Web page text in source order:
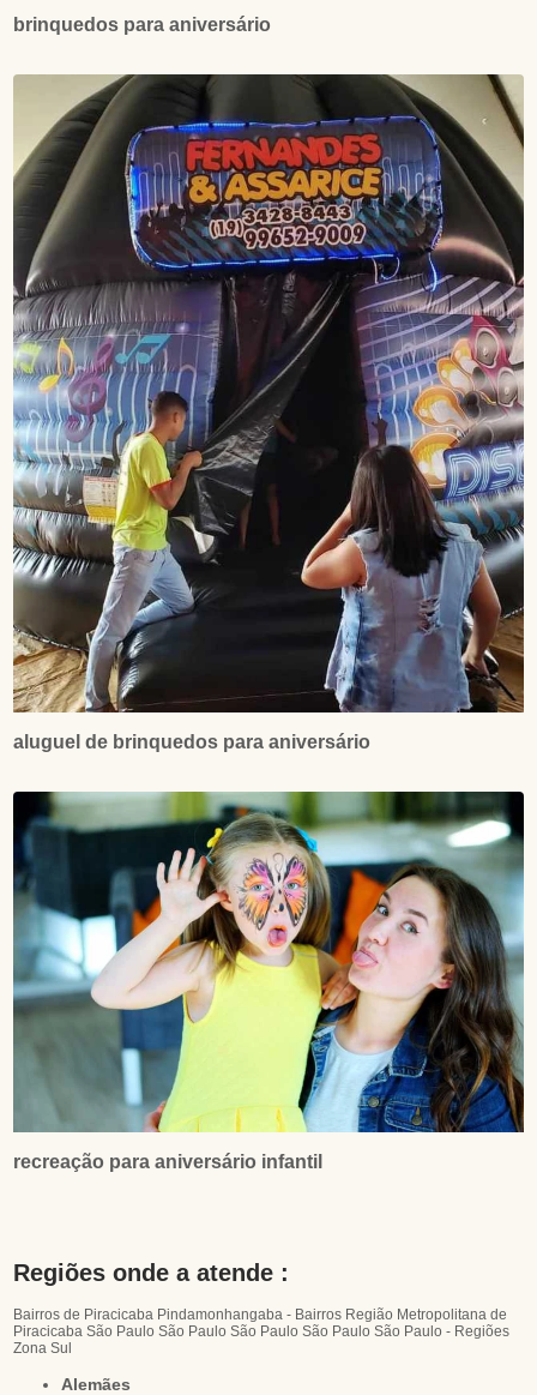
brinquedos para aniversário
aluguel de brinquedos para aniversário
recreação para aniversário infantil
Regiões onde a atende :
Bairros de Piracicaba Pindamonhangaba - Bairros Região Metropolitana de
Piracicaba São Paulo São Paulo São Paulo São PauloSão Paulo - Regiões
Zona Sul
Alemães